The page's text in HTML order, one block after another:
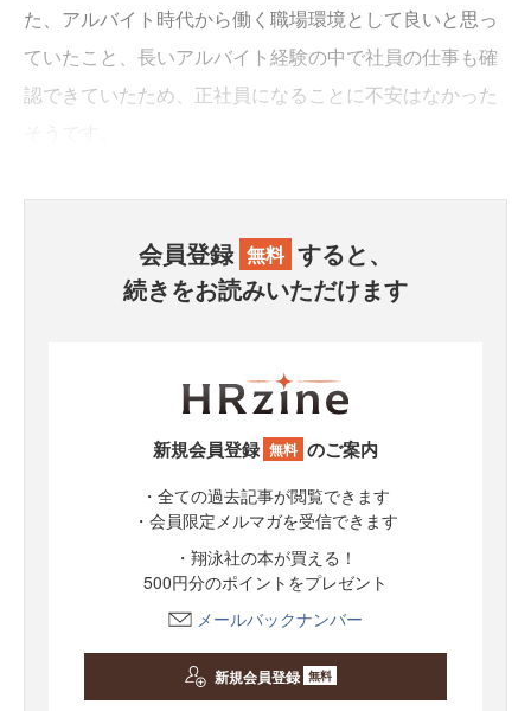
た、アルバイト時代から働く職場環境として良いと思っ
ていたこと、長いアルバイト経験の中で社員の仕事も確
認できていたため、正社員になることに不安はなかった
会員登録 無料 すると、
続きをお読みいただけます
新規会員登録 無料 のご案内
・全ての過去記事が閲覧できます
・会員限定メルマガを受信できます
・翔泳社の本が買える！
500円分のポイントをプレゼント
メールバックナンバー
新規会員登録 無料